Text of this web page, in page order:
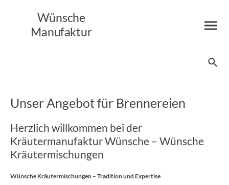
Wünsche
Manufaktur
Unser Angebot für Brennereien
Herzlich willkommen bei der
Kräutermanufaktur Wünsche – Wünsche
Kräutermischungen
Wünsche Kräutermischungen – Tradition und Expertise